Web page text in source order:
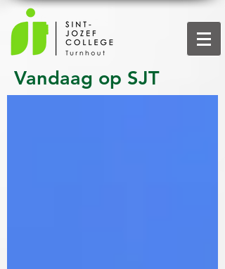
Vandaag op SJT